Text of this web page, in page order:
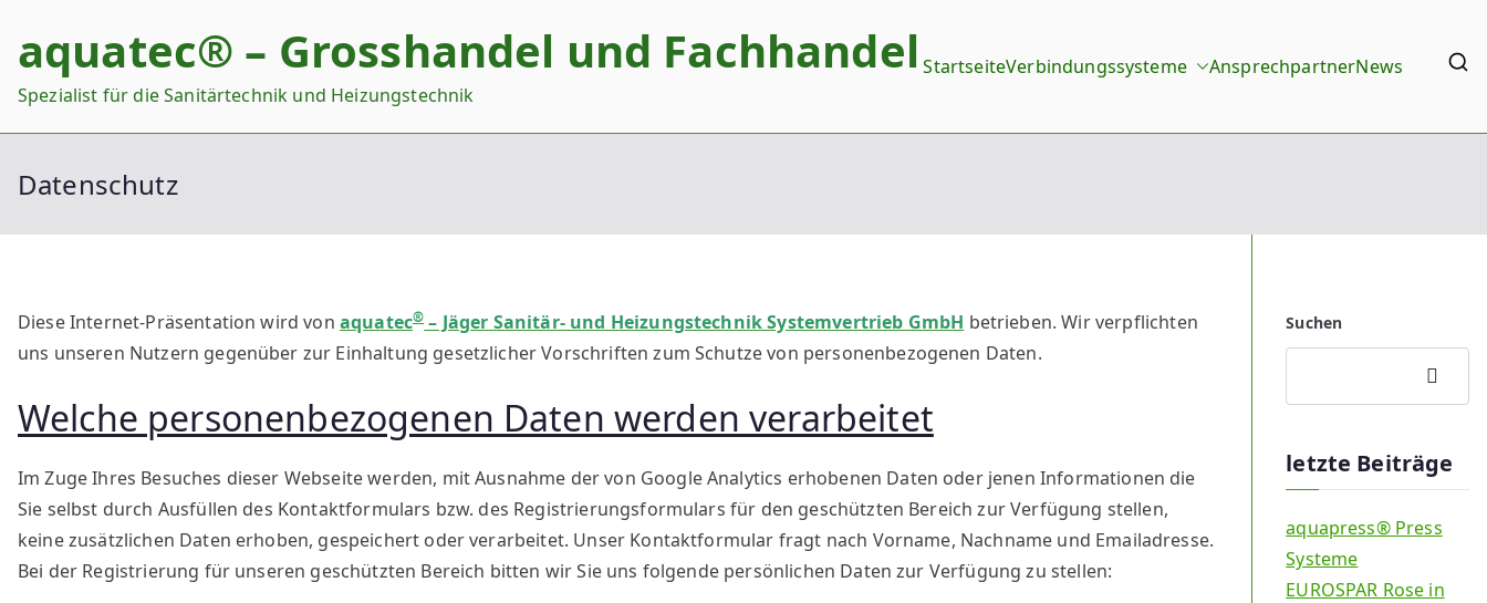
Inhalt
springen
aquatec® – Grosshandel und Fachhandel
Spezialist für die Sanitärtechnik und Heizungstechnik
StartseiteVerbindungssysteme AnsprechpartnerNews
Datenschutz
Diese Internet-Präsentation wird von aquatec®– Jäger Sanitär- und Heizungstechnik Systemvertrieb GmbH betrieben. Wir verpflichten
uns unseren Nutzern gegenüber zur Einhaltung gesetzlicher Vorschriften zum Schutze von personenbezogenen Daten.
Welche personenbezogenen Daten werden verarbeitet
Im Zuge Ihres Besuches dieser Webseite werden, mit Ausnahme der von Google Analytics erhobenen Daten oder jenen Informationen die
Sie selbst durch Ausfüllen des Kontaktformulars bzw. des Registrierungsformulars für den geschützten Bereich zur Verfügung stellen,
keine zusätzlichen Daten erhoben, gespeichert oder verarbeitet. Unser Kontaktformular fragt nach Vorname, Nachname und Emailadresse.
Bei der Registrierung für unseren geschützten Bereich bitten wir Sie uns folgende persönlichen Daten zur Verfügung zu stellen:
Suchen
Suchen
letzte Beiträge
aquapress® Press
Systeme
EUROSPAR Rose in